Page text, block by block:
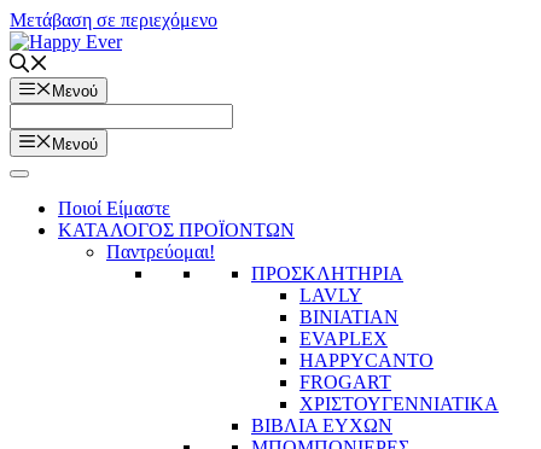
Μετάβαση σε περιεχόμενο
Μενού
Μενού
Ποιοί Είμαστε
ΚΑΤΑΛΟΓΟΣ ΠΡΟΪΟΝΤΩΝ
Παντρεύομαι!
ΠΡΟΣΚΛΗΤΗΡΙΑ
LAVLY
BINIATIAN
EVAPLEX
HAPPYCANTO
FROGART
ΧΡΙΣΤΟΥΓΕΝΝΙΑΤΙΚΑ
ΒΙΒΛΙΑ ΕΥΧΩΝ